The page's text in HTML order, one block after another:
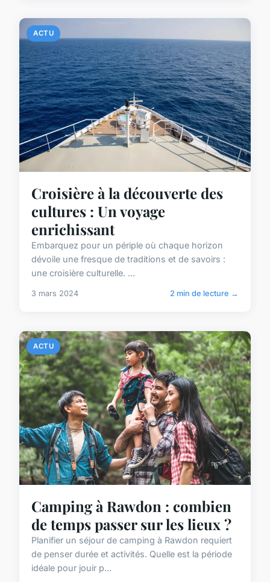
ACTU
Croisière à la découverte des
cultures : Un voyage
enrichissant
Embarquez pour un périple où chaque horizon
dévoile une fresque de traditions et de savoirs :
une croisière culturelle. ...
3 mars 2024 2 min de lecture →
ACTU
Camping à Rawdon : combien
de temps passer sur les lieux ?
Planifier un séjour de camping à Rawdon requiert
de penser durée et activités. Quelle est la période
idéale pour jouir p...